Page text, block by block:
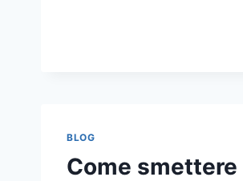
BLOG
Come smettere